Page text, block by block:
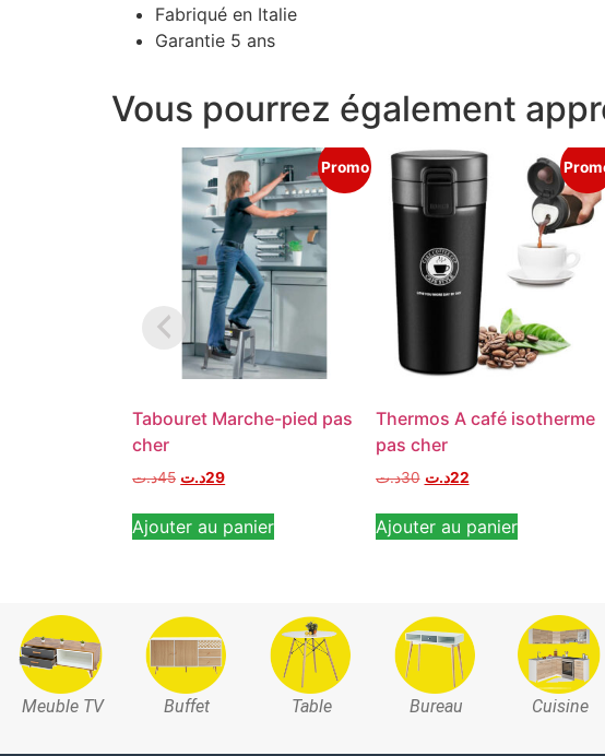
Fabriqué en Italie
Garantie 5 ans
Vous pourrez également
Promo
Tabouret Marche-pied pas
cher
45د.ت 29د.ت
Ajouter au panier
Thermos A café isotherme
pas cher
30د.ت 22د.ت
Ajouter au panier
Meuble TV Buffet Table Bureau Cuisine